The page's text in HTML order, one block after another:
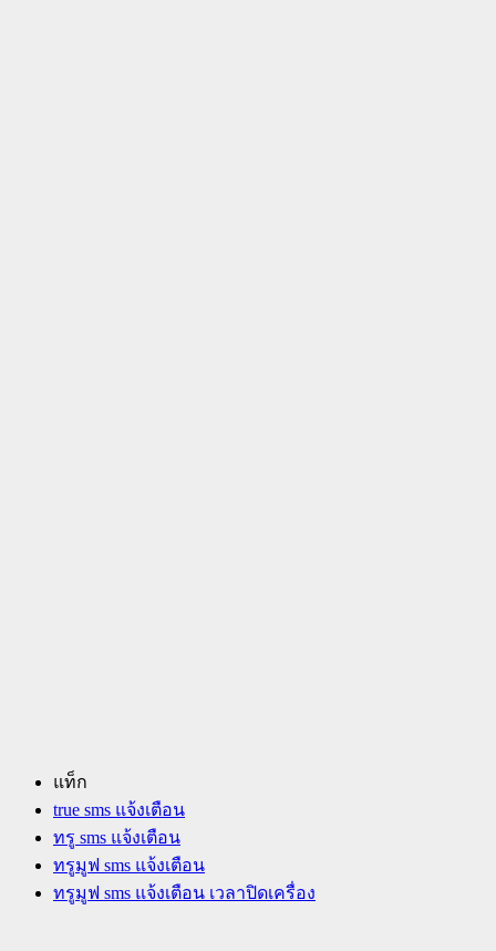
แท็ก
true sms แจ้งเตือน
ทรู sms แจ้งเตือน
ทรูมูฟ sms แจ้งเตือน
ทรูมูฟ sms แจ้งเตือน เวลาปิดเครื่อง